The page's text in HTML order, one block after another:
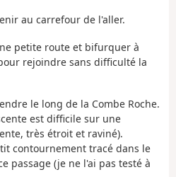
au carrefour de l'aller.
petite route et bifurquer à
rejoindre sans difficulté la
le long de la Combe Roche.
est difficile sur une
très étroit et raviné).
contournement tracé dans le
passage (je ne l'ai pas testé à